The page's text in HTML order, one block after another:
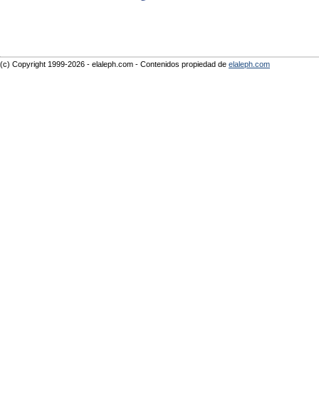
(c) Copyright 1999-2026 - elaleph.com - Contenidos propiedad de elaleph.com